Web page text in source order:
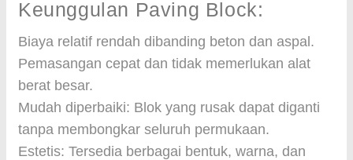
Keunggulan Paving Block:
Biaya relatif rendah dibanding beton dan aspal.
Pemasangan cepat dan tidak memerlukan alat
berat besar.
Mudah diperbaiki: Blok yang rusak dapat diganti
tanpa membongkar seluruh permukaan.
Estetis: Tersedia berbagai bentuk, warna, dan